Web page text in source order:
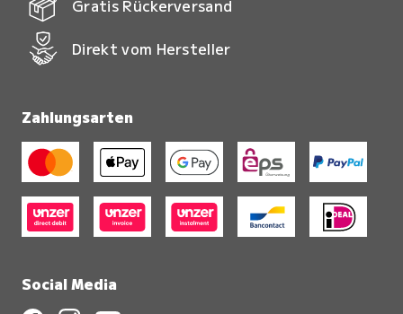
Gratis Rückerversand
Direkt vom Hersteller
Zahlungsarten
Social Media